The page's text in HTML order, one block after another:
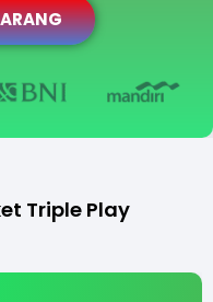
Triple Play